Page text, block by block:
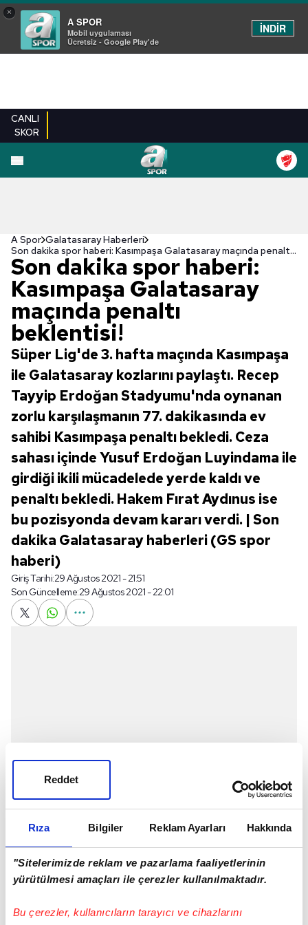
Rıza Bilgiler Reklam Ayarları Hakkında
"Sitelerimizde reklam ve pazarlama faaliyetlerinin
yürütülmesi amaçları ile çerezler kullanılmaktadır.
Bu çerezler, kullanıcıların tarayıcı ve cihazlarını
Reddet
×
A SPOR
Mobil uygulaması
Ücretsiz - Google Play'de
İNDİR
CANLI
SKOR
A Spor Galatasaray Haberleri
Son dakika spor haberi: Kasımpaşa Galatasaray maçında penaltı beklentisi!
Son dakika spor haberi:
Kasımpaşa Galatasaray
maçında penaltı
beklentisi!
Süper Lig'de 3. hafta maçında Kasımpaşa
ile Galatasaray kozlarını paylaştı. Recep
Tayyip Erdoğan Stadyumu'nda oynanan
zorlu karşılaşmanın 77. dakikasında ev
sahibi Kasımpaşa penaltı bekledi. Ceza
sahası içinde Yusuf Erdoğan Luyindama ile
girdiği ikili mücadelede yerde kaldı ve
penaltı bekledi. Hakem Fırat Aydınus ise
bu pozisyonda devam kararı verdi. | Son
dakika Galatasaray haberleri (GS spor
haberi)
Giriş Tarihi:29 Ağustos 2021 - 21:51
Son Güncelleme:29 Ağustos 2021 - 22:01
Süper Lig'in 3. haftasında Kasımpaşa ile
Galatasaraykarşı karşıya geldi.